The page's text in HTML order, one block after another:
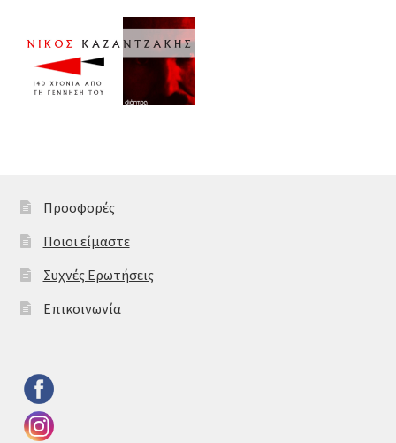
Προσφορές
Ποιοι είμαστε
Συχνές Ερωτήσεις
Επικοινωνία